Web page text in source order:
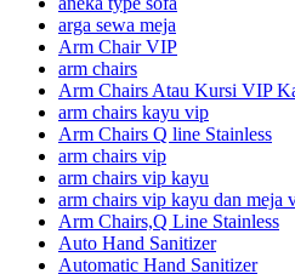
arga sewa meja
Arm Chair VIP
arm chairs
Arm Chairs Atau Kursi VIP
arm chairs kayu vip
Arm Chairs Q line Stainless
arm chairs vip
arm chairs vip kayu
arm chairs vip kayu dan meja
Arm Chairs,Q Line Stainless
Auto Hand Sanitizer
Automatic Hand Sanitizer